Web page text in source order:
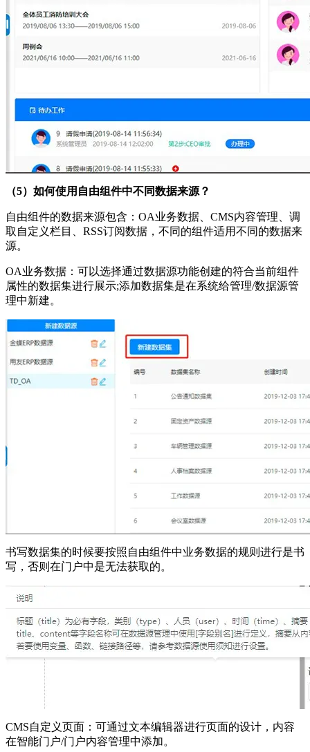
（5）如何使用自由组件中不同数据来源？
自由组件的数据来源包含：OA业务数据、CMS内容管理、调
取自定义栏目、RSS订阅数据，不同的组件适用不同的数据来
源。
OA业务数据：可以选择通过数据源功能创建的符合当前组件
属性的数据集进行展示;添加数据集是在系统给管理/数据源管
理中新建。
书写数据集的时候要按照自由组件中业务数据的规则进行是书
写，否则在门户中是无法获取的。
CMS自定义页面：可通过文本编辑器进行页面的设计，内容
在智能门户/门户内容管理中添加。